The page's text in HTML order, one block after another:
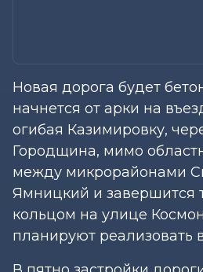
Новая дорога будет
начнется от арки на
огибая Казимировку,
Городщина, мимо
между микрорайонами
Ямницкий и завершится
кольцом на улице
планируют реализовать